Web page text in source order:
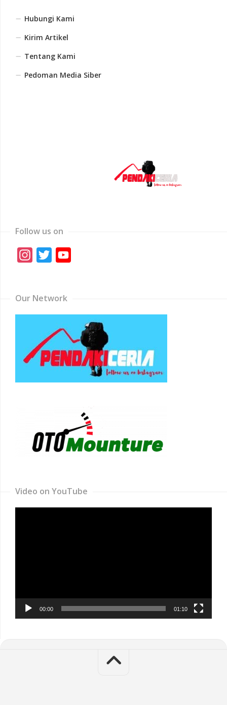
Hubungi Kami
Kirim Artikel
Tentang Kami
Pedoman Media Siber
Follow us on
Instagram
Twitter
Our Network
Video on YouTube
00:00 01:10